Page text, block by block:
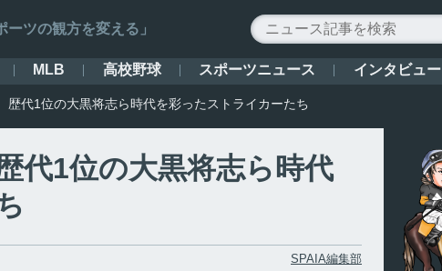
ーツの観方を変える」
MLB 高校野球 スポーツニュース インタビュー
代1位の大黒将志ら時代を彩ったストライカーたち
1位の大黒将志ら時代
SPAIA編集部